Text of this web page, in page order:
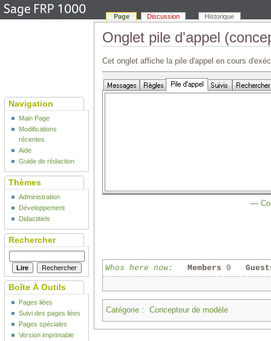
Onglet pile d'appel
Cet onglet affiche la pile d'appel en cours
—
Whos here now: Members 0
Catégorie: Concepteur de modèle
Page Discussion Historique
Navigation
Main Page
Modifications
récentes
Aide
Guide de rédaction
Thèmes
Administration
Développement
Didactitiels
Rechercher
Boîte À Outils
Pages liées
Suivi des pages liées
Pages spéciales
Version imprimable